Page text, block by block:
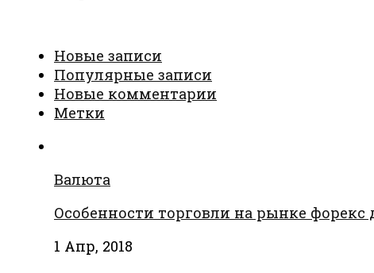
Новые записи
Популярные записи
Новые комментарии
Метки
Валюта
Особенности торговли на рынке
1 Апр, 2018